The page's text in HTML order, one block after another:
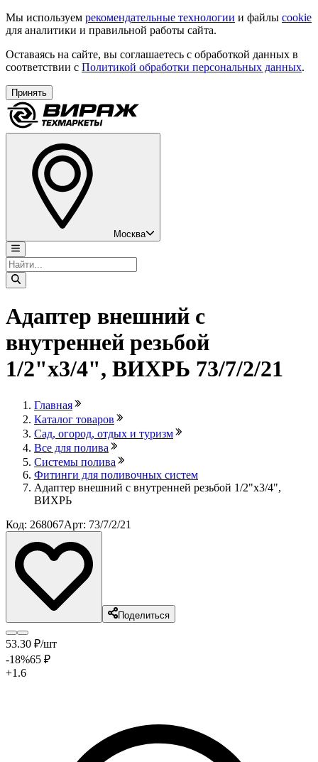
Мы используем рекомендательные технологии и файлы cookie
для аналитики и правильной работы сайта.
Оставаясь на сайте, вы соглашаетесь с обработкой данных в
соответствии с Политикой обработки персональных данных.
Принять
Москва
Адаптер внешний с
внутренней резьбой
1/2"х3/4", ВИХРЬ 73/7/2/21
Главная
Каталог товаров
Сад, огород, отдых и туризм
Все для полива
Системы полива
Фитинги для поливочных систем
Адаптер внешний с внутренней резьбой 1/2"х3/4",
ВИХРЬ
Код: 268067Арт: 73/7/2/21
Поделиться
53.30 ₽/шт
-18%65 ₽
+1.6